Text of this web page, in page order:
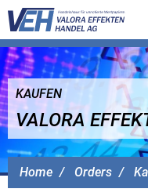
Home Orders
KAUFEN
VALORA